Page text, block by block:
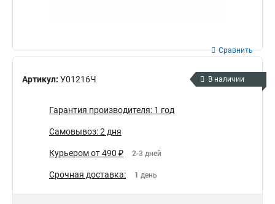
Артикул: У01216Ч
Сравнить
В наличии
Гарантия производителя: 1 год
Самовывоз: 2 дня
Курьером от 490 ₽ 2-3 дней
Срочная доставка: 1 день